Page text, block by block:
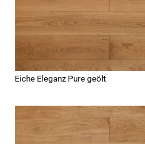
Eiche Eleganz Pure geölt